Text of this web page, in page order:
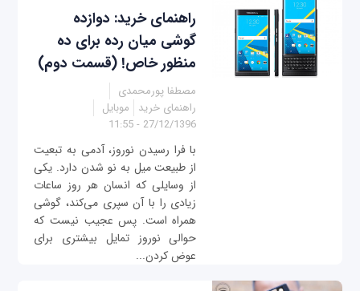
راهنمای خرید: دوازده
گوشی میان رده‌ برای ده
منظور خاص! (قسمت دوم)
مصطفا پورمحمدی
راهنمای خرید
موبایل
27/12/1396 - 11:55
با فرا رسیدن نوروز، آدمی به تبعیت
از طبیعت میل به نو شدن دارد. یکی
از وسایلی که انسان هر روز ساعات
زیادی را با آن سپری می‌کند، گوشی
همراه است. پس عجیب نیست که
حوالی نوروز تمایل بیشتری برای
عوض کردن...